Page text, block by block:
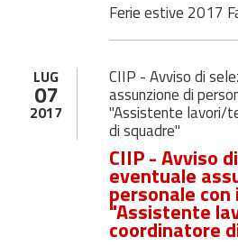
Ferie estive 2017
LUG
07
2017
CIIP - Avviso di
assunzione di
"Assistente lavori/
di squadre"
CIIP - Avviso
eventuale
personale
"Assistente
coordinatore